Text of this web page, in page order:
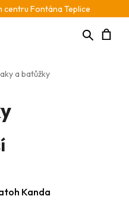
centru Fontána Teplice
Hledat
a batůžky
Kanda